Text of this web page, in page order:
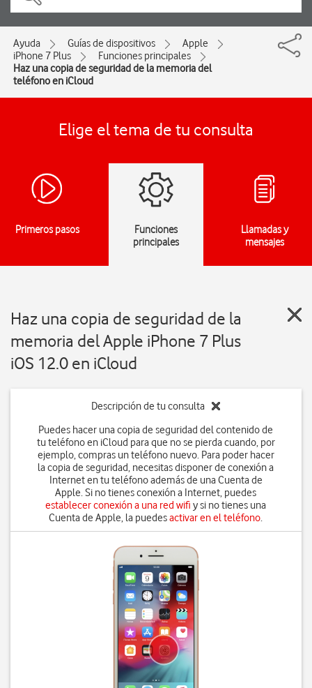
Ayuda Guías de dispositivos
Apple
iPhone 7 Plus
Funciones principales
Haz una copia de seguridad de la memoria del
teléfono en iCloud
Elige el tema de tu consulta
Primeros pasos
Funciones
principales
Llamadas y
mensajes
Haz una copia de seguridad de la
memoria del Apple iPhone 7 Plus
iOS 12.0 en iCloud
Descripción de tu consulta
Puedes hacer una copia de seguridad del contenido de
tu teléfono en iCloud para que no se pierda cuando, por
ejemplo, compras un teléfono nuevo. Para poder hacer
la copia de seguridad, necesitas disponer de conexión a
Internet en tu teléfono además de una Cuenta de
Apple. Si no tienes conexión a Internet, puedes
establecer conexión a una red wifi y si no tienes una
Cuenta de Apple, la puedesactivar en el teléfono.